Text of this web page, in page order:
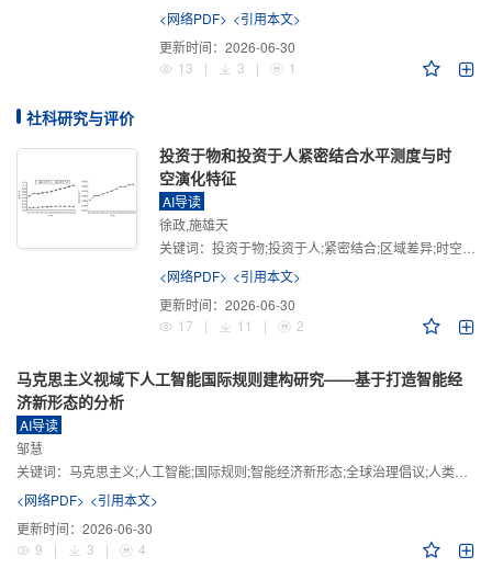
<网络PDF> <引用本文>
更新时间： 2026-06-30
13
| 3 | 1
社科研究与评价
投资于物和投资于人紧密结合水平测度与时
空演化特征
AI导读
徐政,施雄天
关键词： 投资于物;投资于人;紧密结合;区域差异;时空演化
<网络PDF> <引用本文>
更新时间： 2026-06-30
17
| 11 | 2
马克思主义视域下人工智能国际规则建构研究——基于打造智能经
济新形态的分析
AI导读
邹慧
关键词： 马克思主义;人工智能;国际规则;智能经济新形态;全球治理倡议;人类命运共同体
<网络PDF> <引用本文>
更新时间： 2026-06-30
9
| 3 | 4